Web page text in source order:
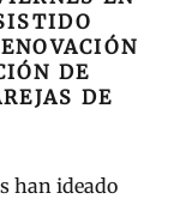
DE
DE
han ideado